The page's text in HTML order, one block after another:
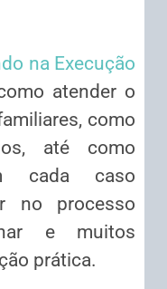
na Execução
atender o
como
até como
cada caso
no processo
e muitos
prática.